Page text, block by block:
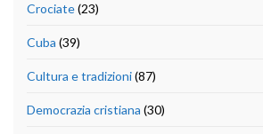
Crociate(23)
Cuba (39)
Cultura e tradizioni(87)
Democrazia cristiana (30)